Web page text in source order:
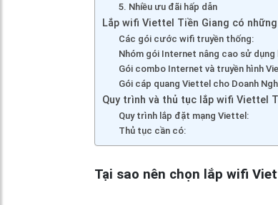
5. Nhiều ưu đãi hấp dẫn
Lắp wifi Viettel Tiền Giang có
Các gói cước wifi truyền thống:
Nhóm gói Internet nâng cao sử
Gói combo Internet và truyền hình
Gói cáp quang Viettel cho Doanh
Quy trình và thủ tục lắp wifi Viettel
Quy trình lắp đặt mạng Viettel:
Thủ tục cần có:
Tại sao nên chọn lắp wifi